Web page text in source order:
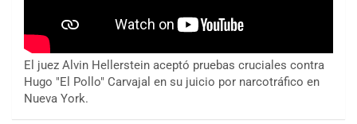
El juez Alvin Hellerstein aceptó pruebas cruciales contra
Hugo "El Pollo" Carvajal en su juicio por narcotráfico en
Nueva York.